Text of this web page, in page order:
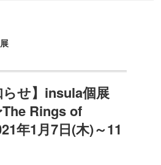
らせ】insula個展
The Rings of
年1月7日(木)～11